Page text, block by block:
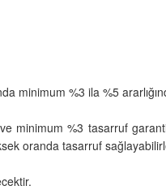
minimum %3 ila %5
minimum %3 tasarruf
oranda tasarruf